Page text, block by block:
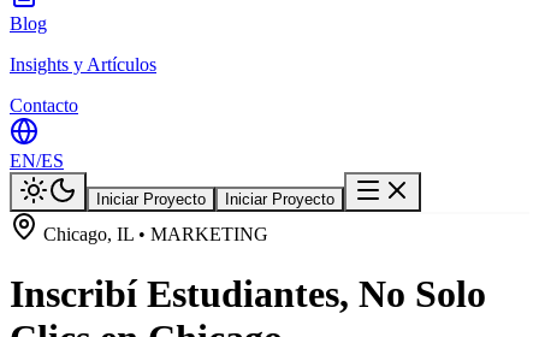
Blog
Insights y Artículos
Contacto
EN/ES
Iniciar Proyecto Iniciar Proyecto
Chicago, IL • MARKETING
Inscribí Estudiantes, No Solo